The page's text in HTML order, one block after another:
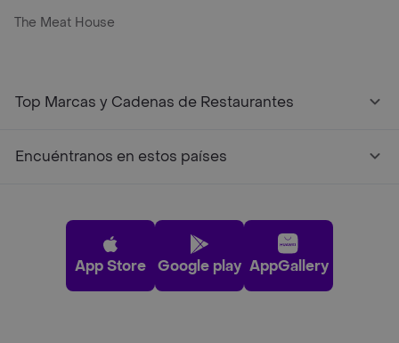
The Meat House
Top Marcas y Cadenas de Restaurantes
Encuéntranos en estos países
App Store Google play AppGallery